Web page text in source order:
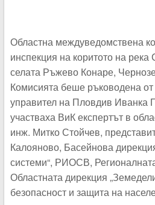
Областна междуведомствена
инспекция на коритото на
селата Ръжево Конаре,
Комисията беше ръководена от
управител на Пловдив Иванка
участваха ВиК експертът в
инж. Митко Стойчев,
Калояново, Басейнова
системи“, РИОСВ,
Областната дирекция
безопасност и защита на